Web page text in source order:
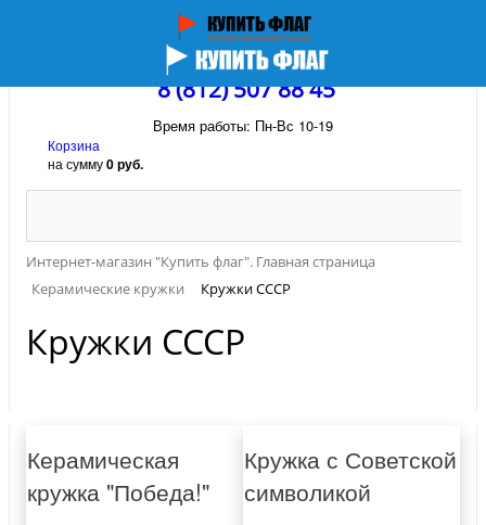
8 (812) 507 88 45
Время работы: Пн-Вс 10-19
Корзина
на сумму0 руб.
Интернет-магазин "Купить флаг". Главная страница
Керамические кружки
Кружки СССР
Кружки СССР
Керамическая
кружка "Победа!"
Кружка с Советской
символикой